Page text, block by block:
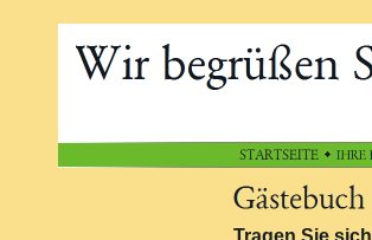
Tragen Sie